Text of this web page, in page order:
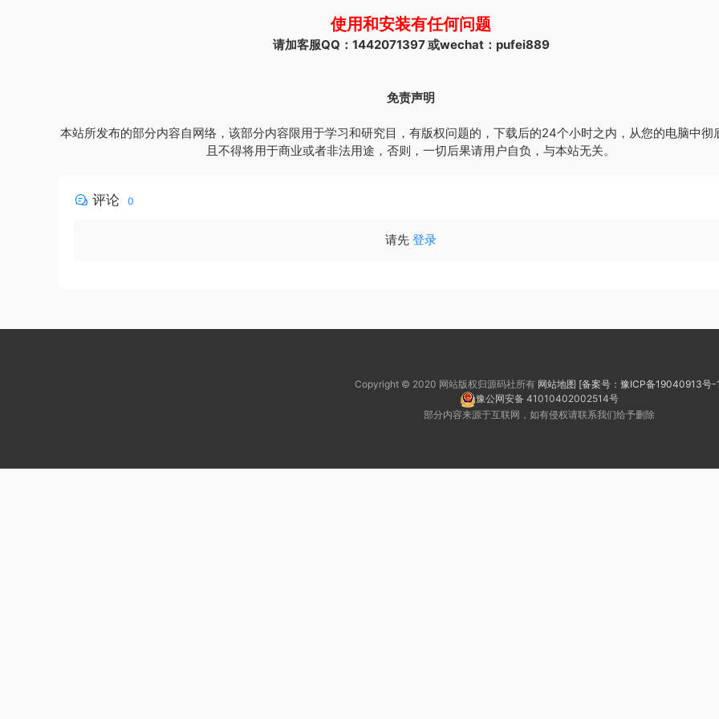
使用和安装有任何问题
请加客服QQ：1442071397 或wechat：pufei889
免责声明
本站所发布的部分内容自网络，该部分内容限用于学习和研究目，有版权问题的，下载后的24个小时之内，从您的电脑中彻
且不得将用于商业或者非法用途，否则，一切后果请用户自负，与本站无关。
评论 0
请先 登录
Copyright © 2020 网站版权归源码社所有 网站地图 [备案号：豫ICP备19040913号-
豫公网安备 41010402002514号
部分内容来源于互联网，如有侵权请联系我们给予删除